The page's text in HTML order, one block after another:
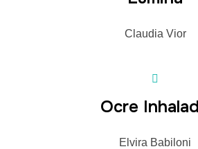
Claudia Vior
Ocre
Elvira Babiloni